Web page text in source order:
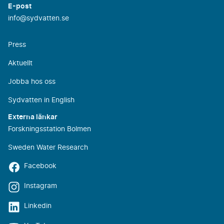
E-post
info@sydvatten.se
Press
Aktuellt
Jobba hos oss
Sydvatten in English
Externa länkar
Forskningsstation Bolmen
Sweden Water Research
Facebook
Instagram
Linkedin